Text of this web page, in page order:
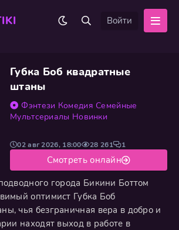
Войти
Губка Боб квадратные
штаны
Фэнтези Комедия Семейные
Мультсериалы Новинки
города Бикини Боттом
оптимист Губка Боб
чья безграничная вера в добро и
находят выход в работе в
02 авг 2026, 18:00 28 261 1
Смотреть онлайн